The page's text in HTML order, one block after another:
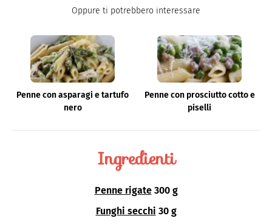
Oppure ti potrebbero interessare
Penne con asparagi e tartufo
nero
Penne con prosciutto cotto e
piselli
Ingredienti
Penne rigate 300 g
Funghi secchi 30 g